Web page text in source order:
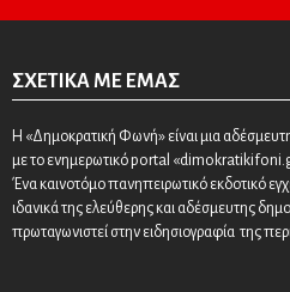
ΣΧΕΤΙΚΆ ΜΕ ΕΜΆΣ
Η «Δημοκρατική Φωνή» είναι μια
με το ενημερωτικό portal
Ένα καινοτόμο πανηπειρωτικό εκδοτικό
ιδανικά της ελεύθερης και αδέσμευτης
πρωταγωνιστεί στην ειδησιογραφία της